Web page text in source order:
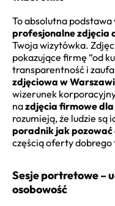
To absolutna
profesjonalne zdjęcia
Twoja wizytówka.
pokazujące firmę “od
transparentność i
zdjęciowa w
wizerunek
nazdjęcia firmowe
rozumieją, że ludzie są
poradnik jak pozować
częścią oferty
Sesje portretowe –
osobowość